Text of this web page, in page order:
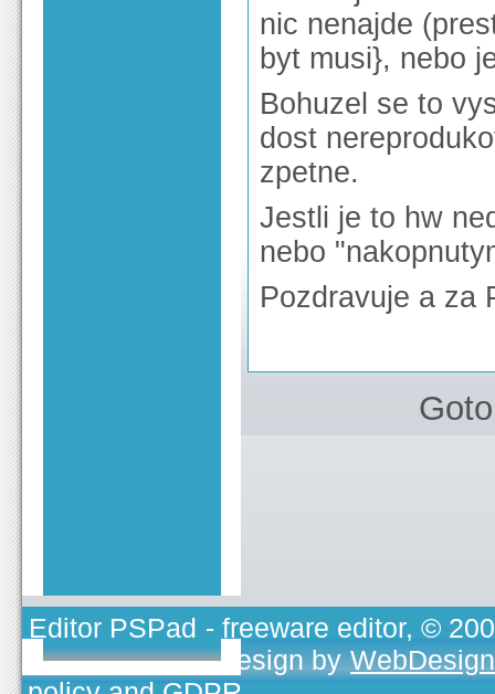
nic nenajde
byt musi}, nebo
Bohuzel se to
dost
zpetne.
Jestli je to hw
nebo
Pozdravuje a za
Editor PSPad - freeware editor, ©
TOJEONO.CZ, design by